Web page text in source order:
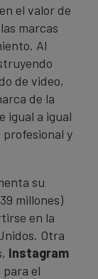
el valor de
marcas
Al
de video,
de la
igual a igual
y
su
millones)
en la
Otra
Instagram
el